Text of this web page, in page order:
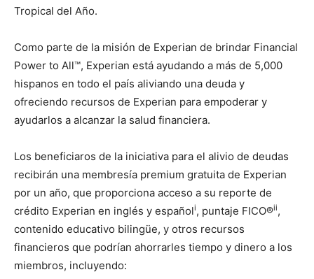
Tropical del Año.
Como parte de la misión de Experian de brindar Financial
Power to All™, Experian está ayudando a más de 5,000
hispanos en todo el país aliviando una deuda y
ofreciendo recursos de Experian para empoderar y
ayudarlos a alcanzar la salud financiera.
Los beneficiaros de la iniciativa para el alivio de deudas
recibirán una membresía premium gratuita de Experian
por un año, que proporciona acceso a su reporte de
crédito Experian en inglés y españoli, puntaje FICO®ii,
contenido educativo bilingüe, y otros recursos
financieros que podrían ahorrarles tiempo y dinero a los
miembros, incluyendo: